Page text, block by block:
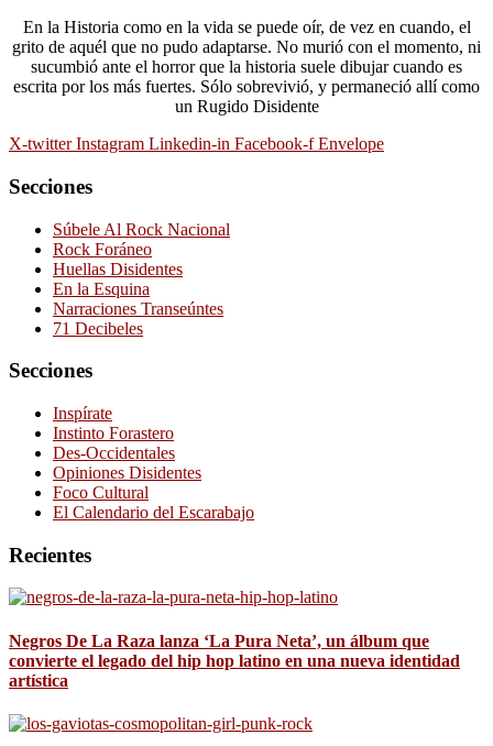
En la Historia como en la vida se puede oír, de vez en cuando, el
grito de aquél que no pudo adaptarse. No murió con el momento, ni
sucumbió ante el horror que la historia suele dibujar cuando es
escrita por los más fuertes. Sólo sobrevivió, y permaneció allí como
un Rugido Disidente
X-twitter Instagram Linkedin-in Facebook-f Envelope
Secciones
Súbele Al Rock Nacional
Rock Foráneo
Huellas Disidentes
En la Esquina
Narraciones Transeúntes
71 Decibeles
Secciones
Inspírate
Instinto Forastero
Des-Occidentales
Opiniones Disidentes
Foco Cultural
El Calendario del Escarabajo
Recientes
Negros De La Raza lanza ‘La Pura Neta’, un álbum que
convierte el legado del hip hop latino en una nueva identidad
artística